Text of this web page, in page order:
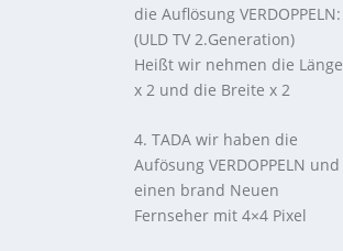
die Auflösung VERDOPPELN:
(ULD TV 2.Generation)
Heißt wir nehmen die Länge
x 2 und die Breite x 2
4. TADA wir haben die
Aufösung VERDOPPELN und
einen brand Neuen
Fernseher mit 4×4 Pixel